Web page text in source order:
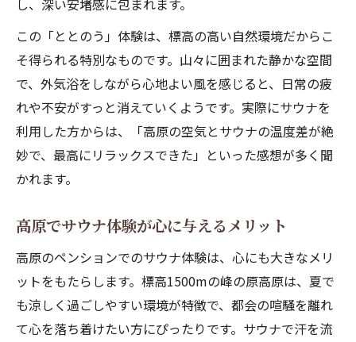
し、深い安堵感に包まれます。
この「ととのう」体験は、標高の高い自然環境だからこ
そ得られる特別なものです。山々に囲まれた静かな空間
で、外気浴をしながら心地よい風を感じると、日常の疲
れや不安がすっと消えていくようです。実際にサウナを
利用した方からは、「高原の空気とサウナの温度差が絶
妙で、最高にリラックスできた」といった感想が多く聞
かれます。
高原でサウナ体験が心に与えるメリット
高原のペンションでのサウナ体験は、心にも大きなメリ
ットをもたらします。標高1500mの峰の原高原は、夏で
も涼しく過ごしやすい環境が特徴で、都会の喧騒を離れ
て心を落ち着けたい方にぴったりです。サウナで汗を流